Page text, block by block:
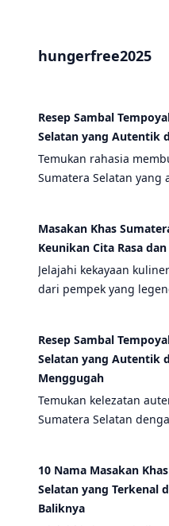
hungerfree2025
Resep Sambal
Selatan yang Autentik
Temukan rahasia
Sumatera Selatan yang
Masakan Khas
Keunikan Cita Rasa
Jelajahi kekayaan
dari pempek yang
Resep Sambal
Selatan yang Autentik
Menggugah
Temukan kelezatan
Sumatera Selatan
Palembang.
10 Nama Masakan
Selatan yang Terkenal
Baliknya